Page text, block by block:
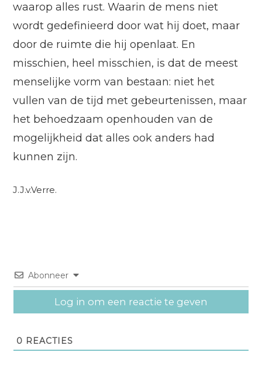
waarop alles rust. Waarin de mens niet
wordt gedefinieerd door wat hij doet, maar
door de ruimte die hij openlaat. En
misschien, heel misschien, is dat de meest
menselijke vorm van bestaan: niet het
vullen van de tijd met gebeurtenissen, maar
het behoedzaam openhouden van de
mogelijkheid dat alles ook anders had
kunnen zijn.
J.J.v.Verre.
Abonneer
Log in om een reactie te geven
0 REACTIES